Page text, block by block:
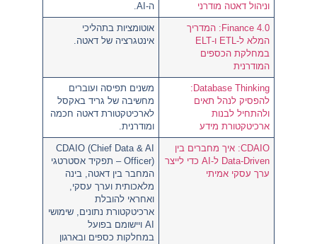
וניהול דאטה מודרני
ה-AI.
Finance 4.0: המדריך
המלא ל-ETL ו-ELT
במחלקת הכספים
המודרנית
אוטומציות בתהליכי
אינטגרציה של דאטה.
Database Thinking:
להפסיק לנהל תאים
ולהתחיל לבנות
ארכיטקטורת מידע
משנים תפיסה ועוברים
מחשיבה של גריד באקסל
לארכיטקטורת דאטה חכמה
ומודרנית.
CDAIO: איך מחברים בין
Data-Driven ל-AI כדי לייצר
ערך עסקי אמיתי
CDAIO (Chief Data & AI
Officer) – תפקיד אסטרטגי
המחבר בין דאטה, בינה
מלאכותית וערך עסקי,
ואחראי להובלת
ארכיטקטורת נתונים, שימושי
AI ויישומם בפועל
במחלקות כספים ובארגון